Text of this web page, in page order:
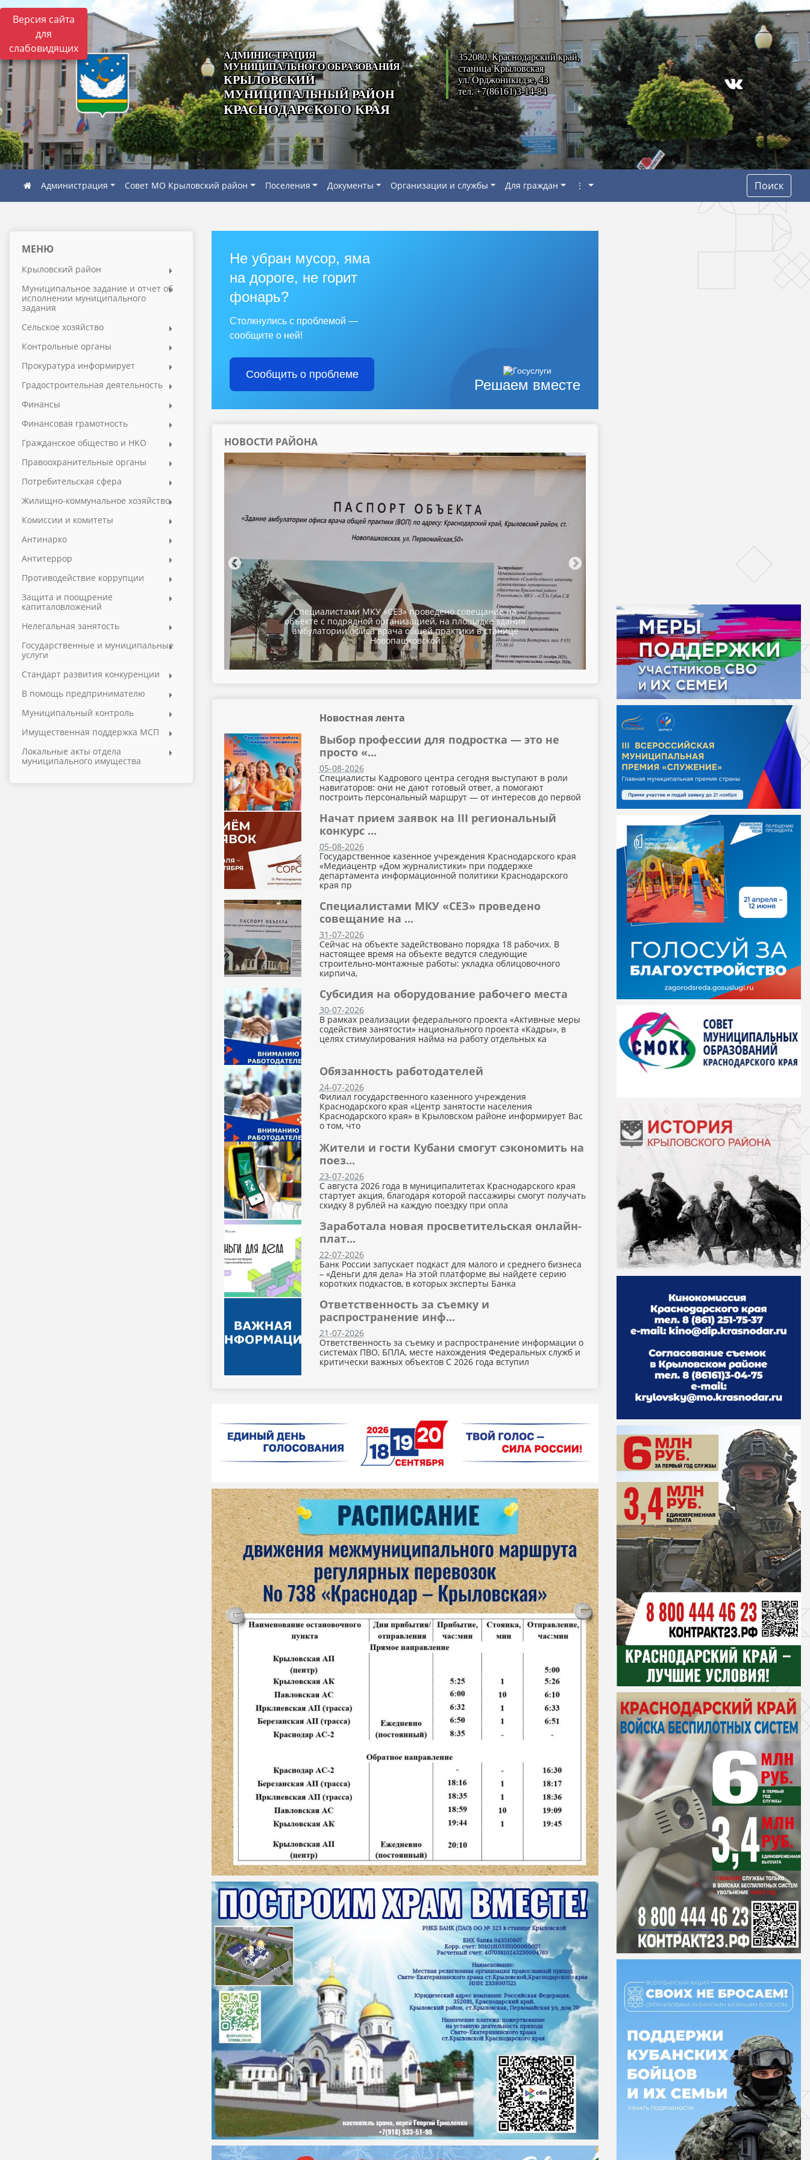
Версия сайта
для
слабовидящих
АДМИНИСТРАЦИЯ
МУНИЦИПАЛЬНОГО ОБРАЗОВАНИЯ
КРЫЛОВСКИЙ
МУНИЦИПАЛЬНЫЙ РАЙОН
КРАСНОДАРСКОГО КРАЯ
352080, Краснодарский край,
станица Крыловская
ул. Орджоникидзе, 43
тел. +7(86161)3-14-84
Администрация Совет МО Крыловский район Поселения Документы Организации и службы Для граждан ⋮ Поиск
МЕНЮ
Крыловский район
Муниципальное задание и отчет об
исполнении муниципального
задания
Сельское хозяйство
Контрольные органы
Прокуратура информирует
Градостроительная деятельность
Финансы
Финансовая грамотность
Гражданское общество и НКО
Правоохранительные органы
Потребительская сфера
Жилищно-коммунальное хозяйство
Комиссии и комитеты
Антинарко
Антитеррор
Противодействие коррупции
Защита и поощрение
капиталовложений
Нелегальная занятость
Государственные и муниципальные
услуги
Стандарт развития конкуренции
В помощь предпринимателю
Муниципальный контроль
Имущественная поддержка МСП
Локальные акты отдела
муниципального имущества
Решаем вместе
Не убран мусор, яма
на дороге, не горит
фонарь?
Столкнулись с проблемой —
сообщите о ней!
Сообщить о проблеме
НОВОСТИ РАЙОНА
«СЕЗ» проведено совещание на
организацией, на площадке здания
врача общей практики в станице
Новопашковской
Субсидия на оборудование рабочего места Обязанность
Новостная лента
Выбор профессии для подростка — это не
просто «...
05-08-2026
Специалисты Кадрового центра сегодня выступают в роли
навигаторов: они не дают готовый ответ, а помогают
построить персональный маршрут — от интересов до первой
Начат прием заявок на III региональный
конкурс ...
05-08-2026
Государственное казенное учреждения Краснодарского края
«Медиацентр «Дом журналистики» при поддержке
департамента информационной политики Краснодарского
края пр
Специалистами МКУ «СЕЗ» проведено
совещание на ...
31-07-2026
Сейчас на объекте задействовано порядка 18 рабочих. В
настоящее время на объекте ведутся следующие
строительно‑монтажные работы: укладка облицовочного
кирпича,
Субсидия на оборудование рабочего места
30-07-2026
В рамках реализации федерального проекта «Активные меры
содействия занятости» национального проекта «Кадры», в
целях стимулирования найма на работу отдельных ка
Обязанность работодателей
24-07-2026
Филиал государственного казенного учреждения
Краснодарского края «Центр занятости населения
Краснодарского края» в Крыловском районе информирует Вас
о том, что
Жители и гости Кубани смогут сэкономить на
поез...
23-07-2026
С августа 2026 года в муниципалитетах Краснодарского края
стартует акция, благодаря которой пассажиры смогут получать
скидку 8 рублей на каждую поездку при опла
Заработала новая просветительская онлайн-
плат...
22-07-2026
Банк России запускает подкаст для малого и среднего бизнеса
– «Деньги для дела» На этой платформе вы найдете серию
коротких подкастов, в которых эксперты Банка
Ответственность за съемку и
распространение инф...
21-07-2026
Ответственность за съемку и распространение информации о
системах ПВО, БПЛА, месте нахождения Федеральных служб и
критически важных объектов С 2026 года вступил